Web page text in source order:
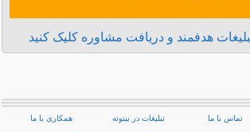
هدفمند و دریافت مشاوره کلیک کنید
تماس با ما تبلیغات در بیتوته همکاری با ما